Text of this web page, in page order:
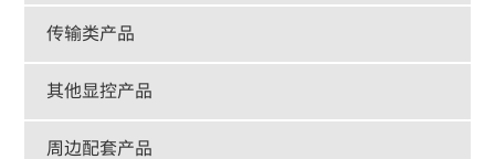
传输类产品
其他显控产品
周边配套产品